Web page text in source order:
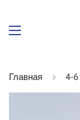
Главная 4-6